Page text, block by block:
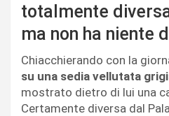
totalmente
ma non ha niente
Chiacchierando con la
su una sedia vellutata
mostrato dietro di lui una
Certamente diversa dal